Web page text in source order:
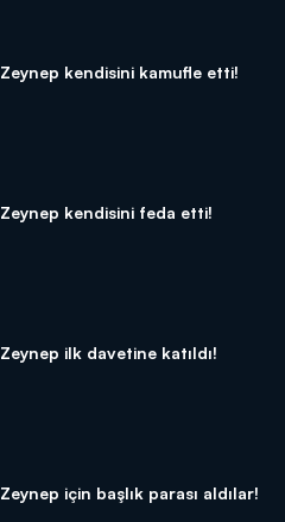
Zeynep kendisini kamufle etti!
Zeynep kendisini feda etti!
Zeynep ilk davetine katıldı!
Zeynep için başlık parası aldılar!